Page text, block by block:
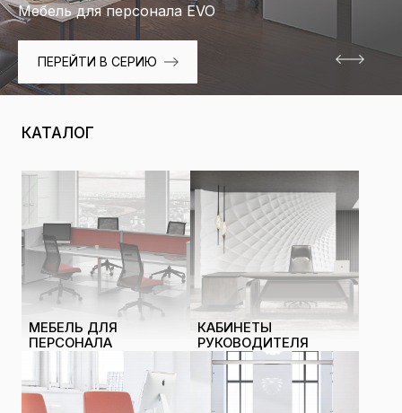
ПЕРЕЙТИ В СЕРИЮ
Мебель для персонала EVO
ПЕРЕЙТИ В СЕРИЮ
КАТАЛОГ
МЕБЕЛЬ ДЛЯ
ПЕРСОНАЛА
КАБИНЕТЫ
РУКОВОДИТЕЛЯ